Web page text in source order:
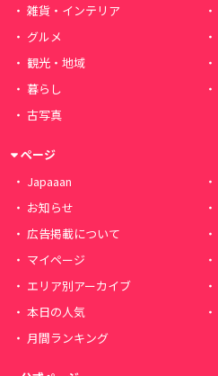
雑貨・インテリア
グルメ
観光・地域
暮らし
古写真
ページ
Japaaan
お知らせ
広告掲載について
マイページ
エリア別アーカイブ
本日の人気
月間ランキング